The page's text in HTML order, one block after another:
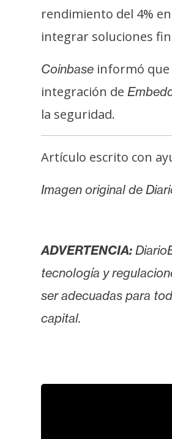
a
c
o
y
u
b
l
c
d
rendimiento del 4% en
integrar soluciones
Coinbase informó que
integración de
la seguridad.
Artículo escrito con
Imagen original de
ADVERTENCIA:
tecnología y
ser adecuadas para
capital.